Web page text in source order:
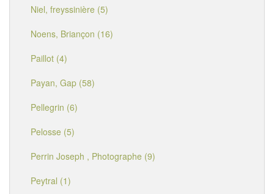
Niel, freyssinière (5)
Noens, Briançon (16)
Paillot (4)
Payan, Gap (58)
Pellegrin (6)
Pelosse (5)
Perrin Joseph , Photographe (9)
Peytral (1)